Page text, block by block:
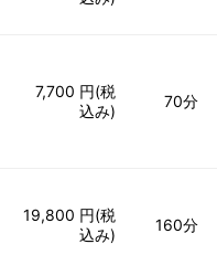
7,700 円(税
込み)
70分
19,800 円(税
込み)
160分